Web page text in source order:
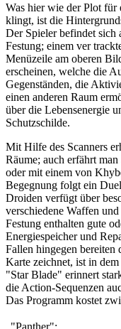
Was hier wie der Plot für
klingt, ist die
Der Spieler befindet sich
Festung; einem ver
Menüzeile am oberen
erscheinen, welche die
Gegenständen, die
einen anderen Raum
über die Lebensenergie
Schutzschilde.
Mit Hilfe des Scanners
Räume; auch erfährt
oder mit einem von
Begegnung folgt ein
Droiden verfügt über
verschiedene Waffen
Festung enthalten gute
Energiespeicher und
Fallen hingegen bereiten
Karte zeichnet, ist in
"Star Blade" erinnert
die Action-Sequenzen
Das Programm kostet
"Panther":